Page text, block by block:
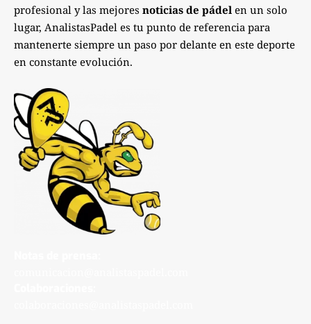
profesional y las mejores noticias de pádel en un solo
lugar, AnalistasPadel es tu punto de referencia para
mantenerte siempre un paso por delante en este deporte
en constante evolución.